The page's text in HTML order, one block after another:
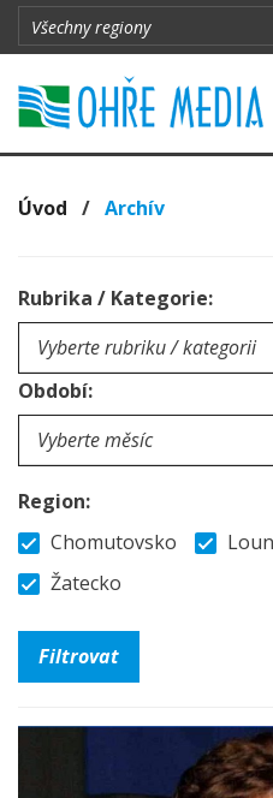
Úvod / Archív
Rubrika / Kategorie:
Období:
Region:
Chomutovsko
Žatecko